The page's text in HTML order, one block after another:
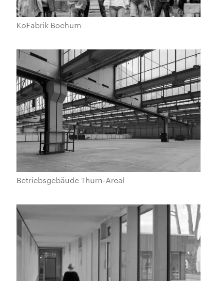
KoFabrik Bochum
Betriebsgebäude Thurn-Areal